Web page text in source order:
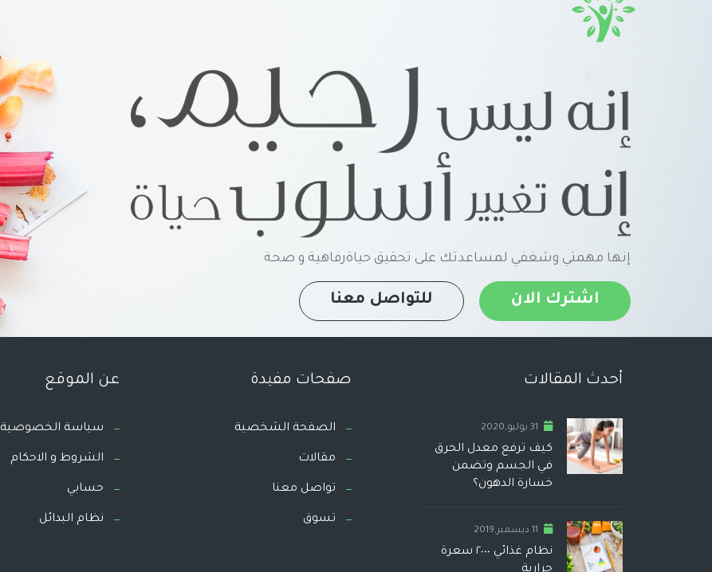
إنها مهمتي وشغفي لمساعدتك على تحقيق حياةرفاهية و صحة
اشترك الان للتواصل معنا
أحدث المقالات
31 يوليو,2020
كيف ترفع معدل الحرق
في الجسم وتضمن
خسارة الدهون؟
11 ديسمبر,2019
نظام غذائي ٢٠٠٠ سعرة
حرارية
صفحات مفيدة
الصفحة الشخصية
مقالات
تواصل معنا
تسوق
عن الموقع
سياسة الخصوصية
الشروط و الاحكام
حسابي
نظام البدائل